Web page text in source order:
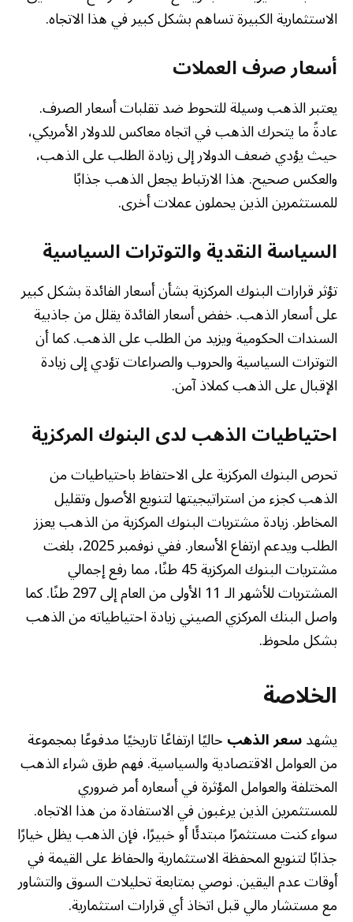
الاستثمارية الكبيرة تساهم بشكل كبير في هذا الاتجاه.
أسعار صرف العملات
يعتبر الذهب وسيلة للتحوط ضد تقلبات أسعار الصرف.
عادةً ما يتحرك الذهب في اتجاه معاكس للدولار الأمريكي،
حيث يؤدي ضعف الدولار إلى زيادة الطلب على الذهب،
والعكس صحيح. هذا الارتباط يجعل الذهب جذابًا
للمستثمرين الذين يحملون عملات أخرى.
السياسة النقدية والتوترات السياسية
تؤثر قرارات البنوك المركزية بشأن أسعار الفائدة بشكل كبير
على أسعار الذهب. خفض أسعار الفائدة يقلل من جاذبية
السندات الحكومية ويزيد من الطلب على الذهب. كما أن
التوترات السياسية والحروب والصراعات تؤدي إلى زيادة
الإقبال على الذهب كملاذ آمن.
احتياطيات الذهب لدى البنوك المركزية
تحرص البنوك المركزية على الاحتفاظ باحتياطيات من
الذهب كجزء من استراتيجيتها لتنويع الأصول وتقليل
المخاطر. زيادة مشتريات البنوك المركزية من الذهب يعزز
الطلب ويدعم ارتفاع الأسعار. ففي نوفمبر 2025، بلغت
مشتريات البنوك المركزية 45 طنًا، مما رفع إجمالي
المشتريات للأشهر الـ 11 الأولى من العام إلى 297 طنًا. كما
واصل البنك المركزي الصيني زيادة احتياطياته من الذهب
بشكل ملحوظ.
الخلاصة
يشهدسعر الذهبحاليًا ارتفاعًا تاريخيًا مدفوعًا بمجموعة
من العوامل الاقتصادية والسياسية. فهم طرق شراء الذهب
المختلفة والعوامل المؤثرة في أسعاره أمر ضروري
للمستثمرين الذين يرغبون في الاستفادة من هذا الاتجاه.
سواء كنت مستثمرًا مبتدئًا أو خبيرًا، فإن الذهب يظل خيارًا
جذابًا لتنويع المحفظة الاستثمارية والحفاظ على القيمة في
أوقات عدم اليقين. نوصي بمتابعة تحليلات السوق والتشاور
مع مستشار مالي قبل اتخاذ أي قرارات استثمارية.